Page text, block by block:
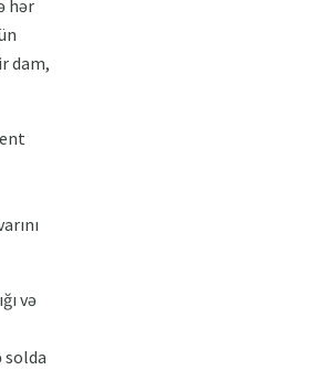
hər
dam,
və
solda